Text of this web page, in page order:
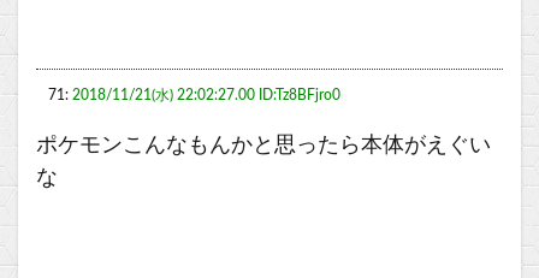
71: 2018/11/21(水) 22:02:27.00 ID:Tz8BFjro0
ポケモンこんなもんかと思ったら本体がえぐい
な